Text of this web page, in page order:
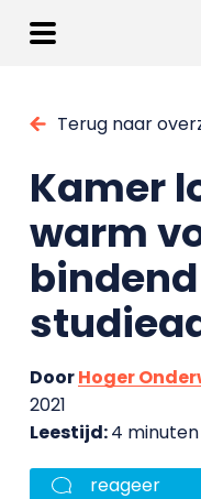
Terug naar
Kamer
warm
bindend
DoorHoger
2021
Leestijd:4 minuten
reageer